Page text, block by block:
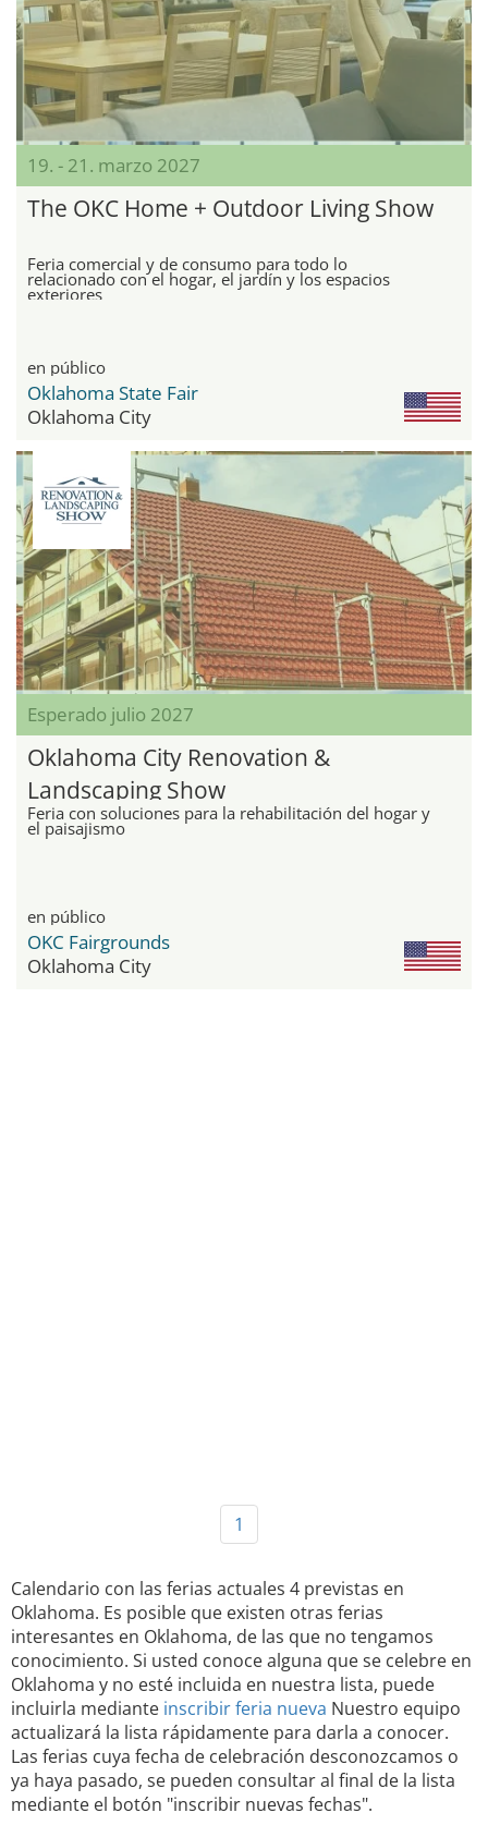
19. - 21. marzo 2027
The OKC Home + Outdoor Living Show
Feria comercial y de consumo para todo lo
relacionado con el hogar, el jardín y los espacios
exteriores
en público
Oklahoma State Fair
Oklahoma City
Esperado julio 2027
Oklahoma City Renovation &
Landscaping Show
Feria con soluciones para la rehabilitación del hogar y
el paisajismo
en público
OKC Fairgrounds
Oklahoma City
1
Calendario con las ferias actuales 4 previstas en
Oklahoma. Es posible que existen otras ferias
interesantes en Oklahoma, de las que no tengamos
conocimiento. Si usted conoce alguna que se celebre en
Oklahoma y no esté incluida en nuestra lista, puede
incluirla mediante inscribir feria nueva Nuestro equipo
actualizará la lista rápidamente para darla a conocer.
Las ferias cuya fecha de celebración desconozcamos o
ya haya pasado, se pueden consultar al final de la lista
mediante el botón "inscribir nuevas fechas".